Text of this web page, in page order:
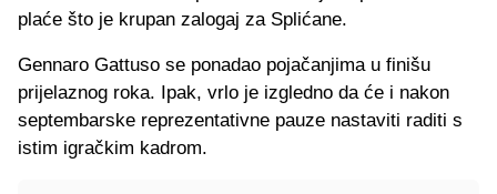
plaće što je krupan zalogaj za Splićane.
Gennaro Gattuso se ponadao pojačanjima u finišu
prijelaznog roka. Ipak, vrlo je izgledno da će i nakon
septembarske reprezentativne pauze nastaviti raditi s
istim igračkim kadrom.